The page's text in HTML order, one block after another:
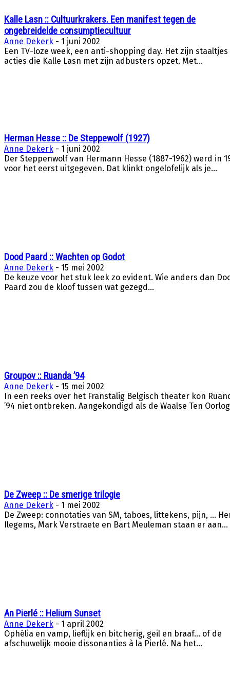
Kalle Lasn :: Cultuurkrakers. Een manifest tegen de
ongebreidelde consumptiecultuur
Anne Dekerk - 1 juni 2002
Een TV-loze week, een anti-shopping day. Het zijn staaltjes
acties die Kalle Lasn met zijn adbusters opzet. Met...
Herman Hesse :: De Steppewolf (1927)
Anne Dekerk - 1 juni 2002
Der Steppenwolf van Hermann Hesse (1887-1962) werd in
voor het eerst uitgegeven. Dat klinkt ongelofelijk als je...
Dood Paard :: Wachten op Godot
Anne Dekerk - 15 mei 2002
De keuze voor het stuk leek zo evident. Wie anders dan
Paard zou de kloof tussen wat gezegd...
Groupov :: Ruanda ’94
Anne Dekerk - 15 mei 2002
In een reeks over het Franstalig Belgisch theater kon
’94 niet ontbreken. Aangekondigd als de Waalse Ten
De Zweep :: De smerige trilogie
Anne Dekerk - 1 mei 2002
De Zweep: connotaties van SM, taboes, littekens, pijn, …
Ilegems, Mark Verstraete en Bart Meuleman staan er aan...
An Pierlé :: Helium Sunset
Anne Dekerk - 1 april 2002
Ophélia en vamp, lieflijk en bitcherig, geil en braaf… of de
afschuwelijk mooie dissonanties à la Pierlé. Na het...